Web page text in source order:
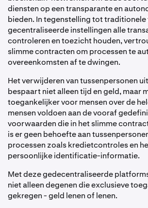
diensten op een transparante en
bieden. In tegenstelling tot traditionele
gecentraliseerde instellingen alle
controleren en toezicht houden,
slimme contracten om processen te
overeenkomsten af te dwingen.
Het verwijderen van tussenpersonen
bespaart niet alleen tijd en geld, maar
toegankelijker voor mensen over de
mensen voldoen aan de vooraf
voorwaarden die in het slimme
is er geen behoefte aan
processen zoals kredietcontroles en
persoonlijke identificatie-informatie.
Met deze gedecentraliseerde
niet alleen degenen die exclusieve
gekregen - geld lenen of lenen.